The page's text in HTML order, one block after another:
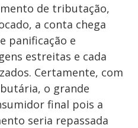
de tributação,
a conta chega
panificação e
estreitas e cada
Certamente, com
o grande
final pois a
seria repassada